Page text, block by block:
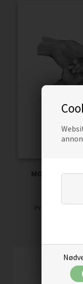
MOR & 1
Pris 69,00